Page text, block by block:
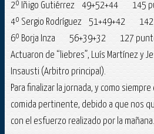
2º Iñigo Gutiérrez 49+52+44 145
4º Sergio Rodríguez 51+49+42
6º Borja Inza 56+39+32 127
Actuaron de “liebres”, Luís Martínez y
Insausti (Arbitro principal).
Para finalizar la jornada, y como
comida pertinente, debido a que nos
con el esfuerzo realizado por la mañana.